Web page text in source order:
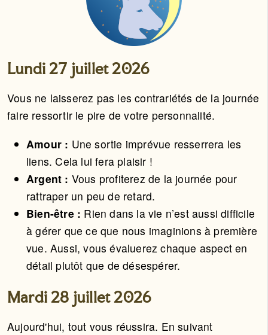
Lundi 27 juillet 2026
Vous ne laisserez pas les contrariétés de la journée
faire ressortir le pire de votre personnalité.
Amour : Une sortie imprévue resserrera les
liens. Cela lui fera plaisir !
Argent : Vous profiterez de la journée pour
rattraper un peu de retard.
Bien-être : Rien dans la vie n’est aussi difficile
à gérer que ce que nous imaginions à première
vue. Aussi, vous évaluerez chaque aspect en
détail plutôt que de désespérer.
Mardi 28 juillet 2026
Aujourd'hui, tout vous réussira. En suivant